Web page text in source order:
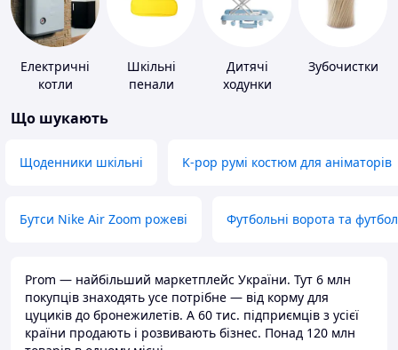
Електричні
котли
Шкільні
пенали
Дитячі
ходунки
Зубочистки
Що шукають
Щоденники шкільні K-pop румі костюм для аніматорів
Бутси Nike Air Zoom рожеві Футбольні ворота та
Prom — найбільший маркетплейс України. Тут 6 млн
покупців знаходять усе потрібне — від корму для
цуциків до бронежилетів. А 60 тис. підприємців з усієї
країни продають і розвивають бізнес. Понад 120 млн